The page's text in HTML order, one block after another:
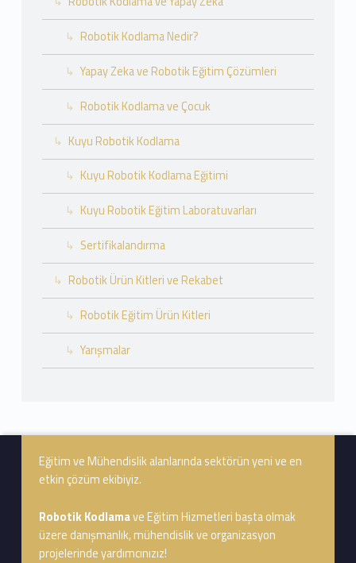
Robotik Kodlama Nedir?
Yapay Zeka ve Robotik Eğitim Çözümleri
Robotik Kodlama ve Çocuk
Kuyu Robotik Kodlama
Kuyu Robotik Kodlama Eğitimi
Kuyu Robotik Eğitim Laboratuvarları
Sertifikalandırma
Robotik Ürün Kitleri ve Rekabet
Robotik Eğitim Ürün Kitleri
Yarışmalar
Footer info sidebar
Eğitim ve Mühendislik alanlarında sektörün yeni ve en
etkin çözüm ekibiyiz.
Robotik Kodlamave Eğitim Hizmetleri başta olmak
üzere danışmanlık, mühendislik ve organizasyon
projelerinde yardımcınızız!